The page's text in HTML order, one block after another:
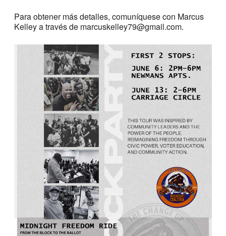
Para obtener más detalles, comuníquese con Marcus
Kelley a través de marcuskelley79@gmail.com.